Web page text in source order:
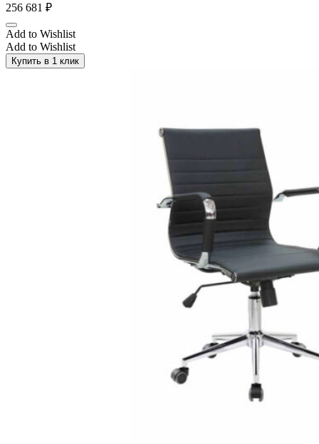
256 681 ₽
Add to Wishlist
Add to Wishlist
Купить в 1 клик